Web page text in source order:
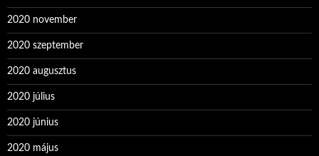
2020 november
2020 szeptember
2020 augusztus
2020 július
2020 június
2020 május